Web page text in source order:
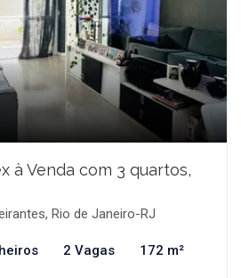
à Venda com 3 quartos,
Rio de Janeiro-RJ
2 Vagas 172 m²